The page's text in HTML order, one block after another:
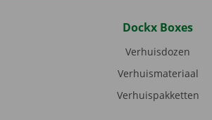
Dockx Boxes
Verhuisdozen
Verhuismateriaal
Verhuispakketten